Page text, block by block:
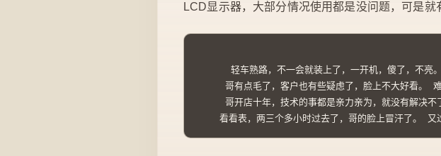
LCD显示器，大部分情况使用都是没问题，可是就
轻车熟路，不一会就装上了，一开机，傻了，不亮
哥有点毛了，客户也有些疑虑了，脸上不大好看。
哥开店十年，技术的事都是亲力亲为，就没有解决不
看看表，两三个多小时过去了，哥的脸上冒汗了。 又